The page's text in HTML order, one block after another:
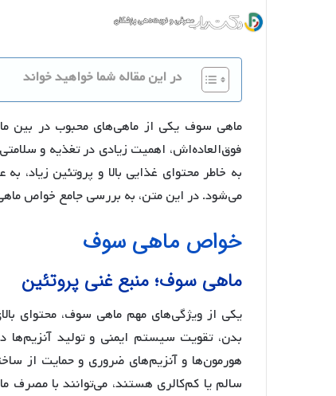
در این مقاله شما خواهید خواند
ماهی سوف یکی از ماهی‌های محبوب در
فوق‌العاده‌اش، اهمیت زیادی در تغذیه و
به خاطر محتوای غذایی بالا و پروتئین زیاد،
می‌شود. در این متن، به بررسی جامع خواص
خواص ماهی سوف
ماهی سوف؛ منبع غنی پروتئین
یکی از ویژگی‌های مهم ماهی سوف، محتوای
بدن، تقویت سیستم ایمنی و تولید آنزیم‌ها
هورمون‌ها و آنزیم‌های ضروری و حمایت از
سالم یا کم‌کالری هستند، می‌توانند با